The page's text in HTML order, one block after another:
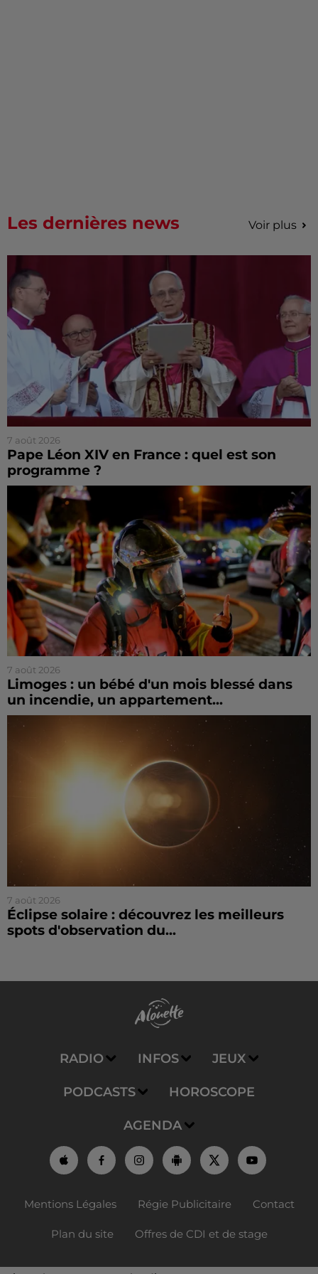
Les dernières news Voir plus
7 août 2026
Pape Léon XIV en France : quel est son
programme ?
7 août 2026
Limoges : un bébé d'un mois blessé dans
un incendie, un appartement...
7 août 2026
Éclipse solaire : découvrez les meilleurs
spots d'observation du...
RADIO INFOS JEUX
PODCASTS HOROSCOPE
AGENDA
Mentions Légales Régie Publicitaire Contact
Plan du site Offres de CDI et de stage